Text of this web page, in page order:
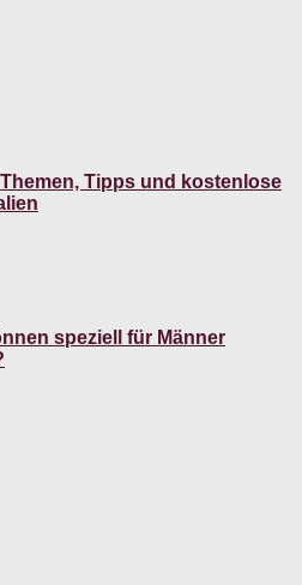
Tipps und kostenlose
speziell für Männer